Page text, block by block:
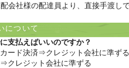
会社様の配達員より、直接手渡し
ついて
支払えばいいのですか？
ード決済⇒クレジット会社に準ずる
クレジット会社に準ずる